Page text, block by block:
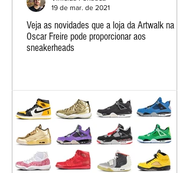
Veja as novidades que a loja da Artwalk na
Oscar Freire pode proporcionar aos
sneakerheads
19 de mar. de 2021